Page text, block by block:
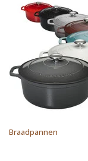
Braadpannen